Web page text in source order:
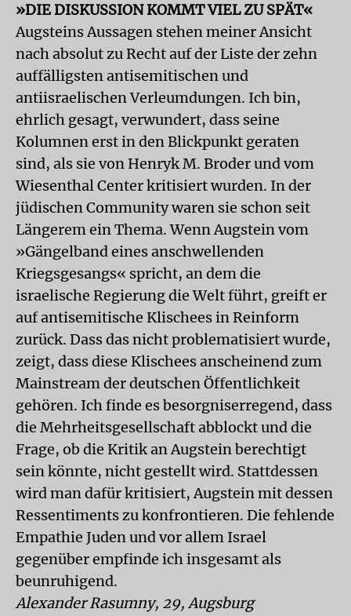
»DIE DISKUSSION KOMMT VIEL ZU SPÄT«
Augsteins Aussagen stehen meiner Ansicht
nach absolut zu Recht auf der Liste der zehn
auffälligsten antisemitischen und
antiisraelischen Verleumdungen. Ich bin,
ehrlich gesagt, verwundert, dass seine
Kolumnen erst in den Blickpunkt geraten
sind, als sie von Henryk M. Broder und vom
Wiesenthal Center kritisiert wurden. In der
jüdischen Community waren sie schon seit
Längerem ein Thema. Wenn Augstein vom
»Gängelband eines anschwellenden
Kriegsgesangs« spricht, an dem die
israelische Regierung die Welt führt, greift er
auf antisemitische Klischees in Reinform
zurück. Dass das nicht problematisiert wurde,
zeigt, dass diese Klischees anscheinend zum
Mainstream der deutschen Öffentlichkeit
gehören. Ich finde es besorgniserregend, dass
die Mehrheitsgesellschaft abblockt und die
Frage, ob die Kritik an Augstein berechtigt
sein könnte, nicht gestellt wird. Stattdessen
wird man dafür kritisiert, Augstein mit dessen
Ressentiments zu konfrontieren. Die fehlende
Empathie Juden und vor allem Israel
gegenüber empfinde ich insgesamt als
beunruhigend.
Alexander Rasumny, 29, Augsburg